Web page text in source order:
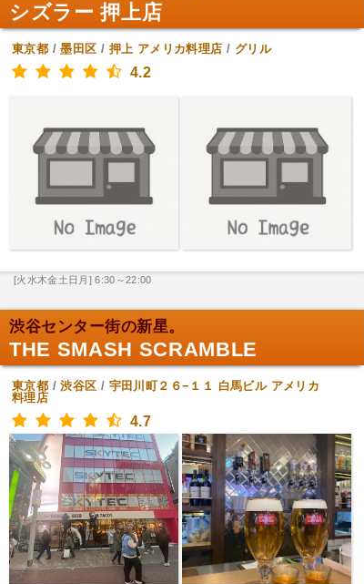
シズラー 押上店
東京都 /墨田区 / 押上 アメリカ料理店 / グリル
4.2
[火水木金土日月] 6:30～22:00
渋谷センター街の新星。
THE SMASH SCRAMBLE
東京都 /渋谷区 / 宇田川町２６−１１ 白馬ビル アメリカ
料理店
4.7